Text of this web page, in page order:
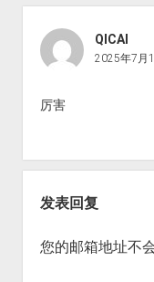
QICAI
2025年7月
厉害
发表回复
您的邮箱地址不